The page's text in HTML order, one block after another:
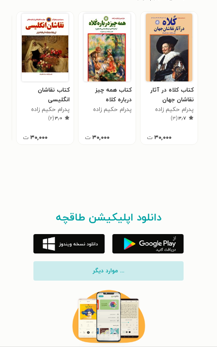
کتاب کلاه در آثار
نقاشان جهان
پدرام حکیم زاده
۳٫۷(۳)
۳۰,۰۰۰ ت
کتاب همه چیز
درباره کلاه
پدرام حکیم زاده
۳۰,۰۰۰ ت
کتاب نقاشان
انگلیسی
پدرام حکیم زاده
۳٫۰(۲)
۳۰,۰۰۰ ت
دانلود اپلیکیشن طاقچه
... موارد دیگر